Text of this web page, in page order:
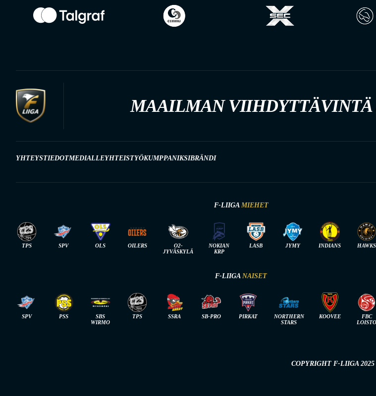
MAAILMAN VIIHDYTTÄVINTÄ
YHTEYSTIEDOTMEDIALLEYHTEISTYÖKUMPPANIKSIBRÄNDI
F-LIIGA MIEHET
TPS SPV OLS OILERS
O2-
JYVÄSKYLÄ
NOKIAN
KRP
LASB JYMY INDIANS HAWKS
F-LIIGA NAISET
SPV PSS
SBS
WIRMO
TPS SSRA SB-PRO PIRKAT
NORTHERN
STARS
KOOVEE
FBC
LOISTO
COPYRIGHT F-LIIGA 2025